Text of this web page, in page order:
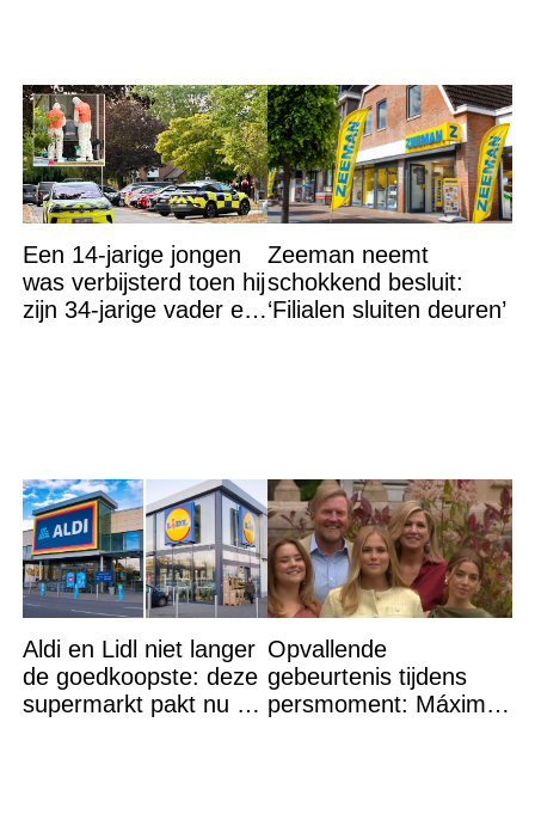
Een 14-jarige jongen
was verbijsterd toen hij
zijn 34-jarige vader en
Zeeman neemt
schokkend besluit:
‘Filialen sluiten deuren’
Aldi en Lidl niet langer
de goedkoopste: deze
supermarkt pakt nu de
Opvallende
gebeurtenis tijdens
persmoment: Máxima